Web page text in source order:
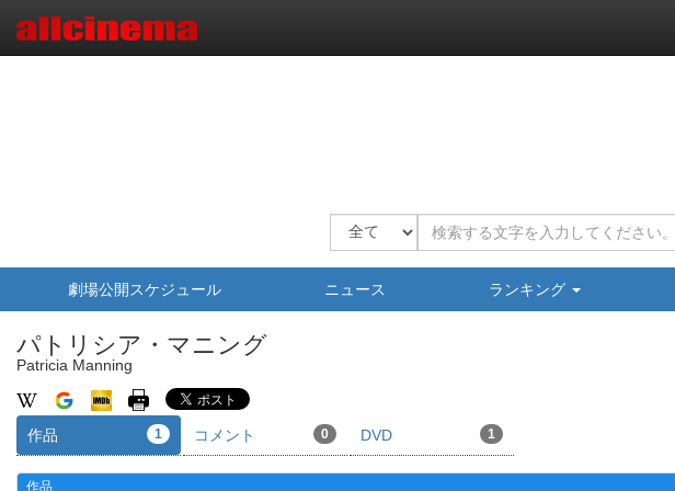
劇場公開スケジュール ニュース ランキング
パトリシア・マニング
Patricia Manning
作品 1 コメント 0 DVD 1
作品